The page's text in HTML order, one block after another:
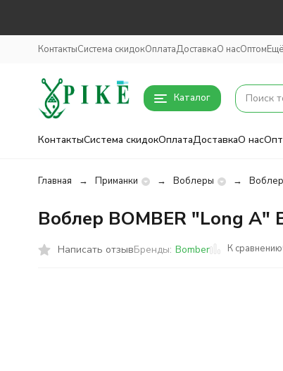
КонтактыСистема скидокОплатаДоставкаО насОптомЕщё
Каталог
КонтактыСистема скидокОплатаДоставкаО нас
Главная Приманки Воблеры
Воблер BOMBER "Long A"
Написать отзывБренды: Bomber К сравнению